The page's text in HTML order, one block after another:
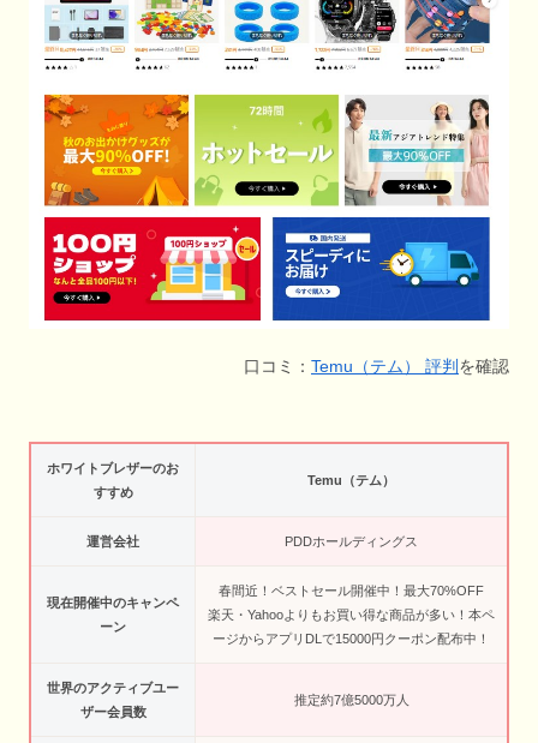
口コミ： Temu（テム） 評判 を確認
ホワイトブレザーのお
すすめ
Temu（テム）
運営会社 PDDホールディングス
現在開催中のキャンペ
ーン
春間近！ベストセール開催中！最大70%OFF
楽天・Yahooよりもお買い得な商品が多い！本ペ
ージからアプリDLで15000円クーポン配布中！
世界のアクティブユー
ザー会員数
推定約7億5000万人